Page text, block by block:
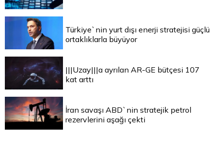
Türkiye`nin yurt dışı enerji stratejisi güçlü
ortaklıklarla büyüyor
|||Uzay|||a ayrılan AR-GE bütçesi 107
kat arttı
İran savaşı ABD`nin stratejik petrol
rezervlerini aşağı çekti